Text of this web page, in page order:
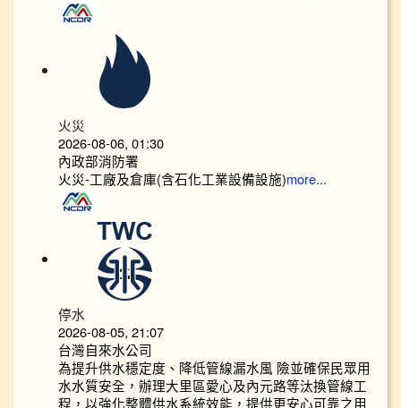
火災
2026-08-06, 01:30
內政部消防署
火災-工廠及倉庫(含石化工業設備設施)more...
停水
2026-08-05, 21:07
台灣自來水公司
為提升供水穩定度、降低管線漏水風 險並確保民眾用
水水質安全，辦理大里區愛心及內元路等汰換管線工
程，以強化整體供水系統效能，提供更安心可靠之用